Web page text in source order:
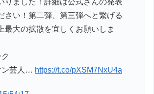
さい！第二弾、第三弾へと繋げる
最大の拡散を宜しくお願いしま
ン芸人… https://t.co/pXSM7NxU4a